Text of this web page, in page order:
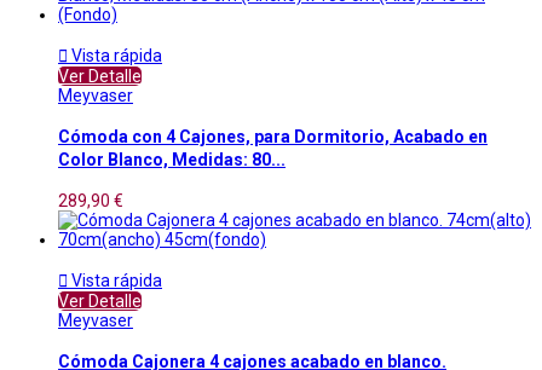
 Vista rápida
Ver Detalle
Meyvaser
Cómoda con 4 Cajones, para Dormitorio, Acabado en
Color Blanco, Medidas: 80...
289,90 €
 Vista rápida
Ver Detalle
Meyvaser
Cómoda Cajonera 4 cajones acabado en blanco.